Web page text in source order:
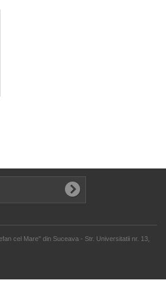
cel Mare" din Suceava - Str. Universitatii nr. 13,